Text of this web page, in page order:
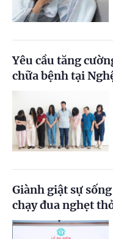
Yêu cầu tăng
chữa bệnh tại
Giành giật sự
chạy đua nghẹt